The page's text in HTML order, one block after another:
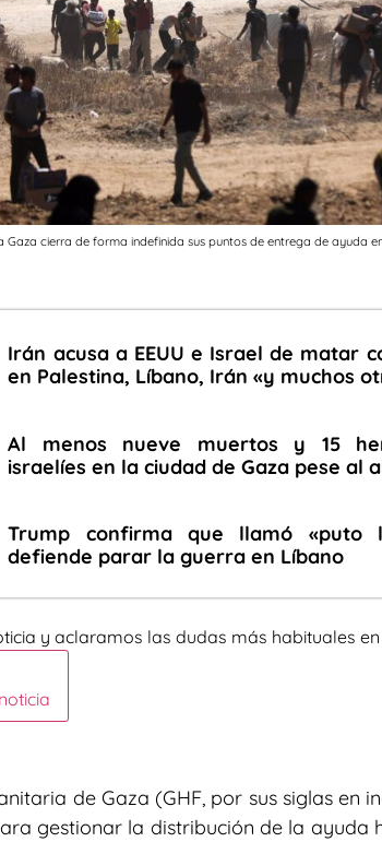
Gaza cierra de forma indefinida sus puntos de entrega de ayuda
Irán acusa a EEUU e Israel de matar
en Palestina, Líbano, Irán «y muchos
Al menos nueve muertos y 15
israelíes en la ciudad de Gaza pese al
Trump confirma que llamó «puto
defiende parar la guerra en Líbano
y aclaramos las dudas más habituales en
de Gaza (GHF, por sus siglas en
gestionar la distribución de la ayuda